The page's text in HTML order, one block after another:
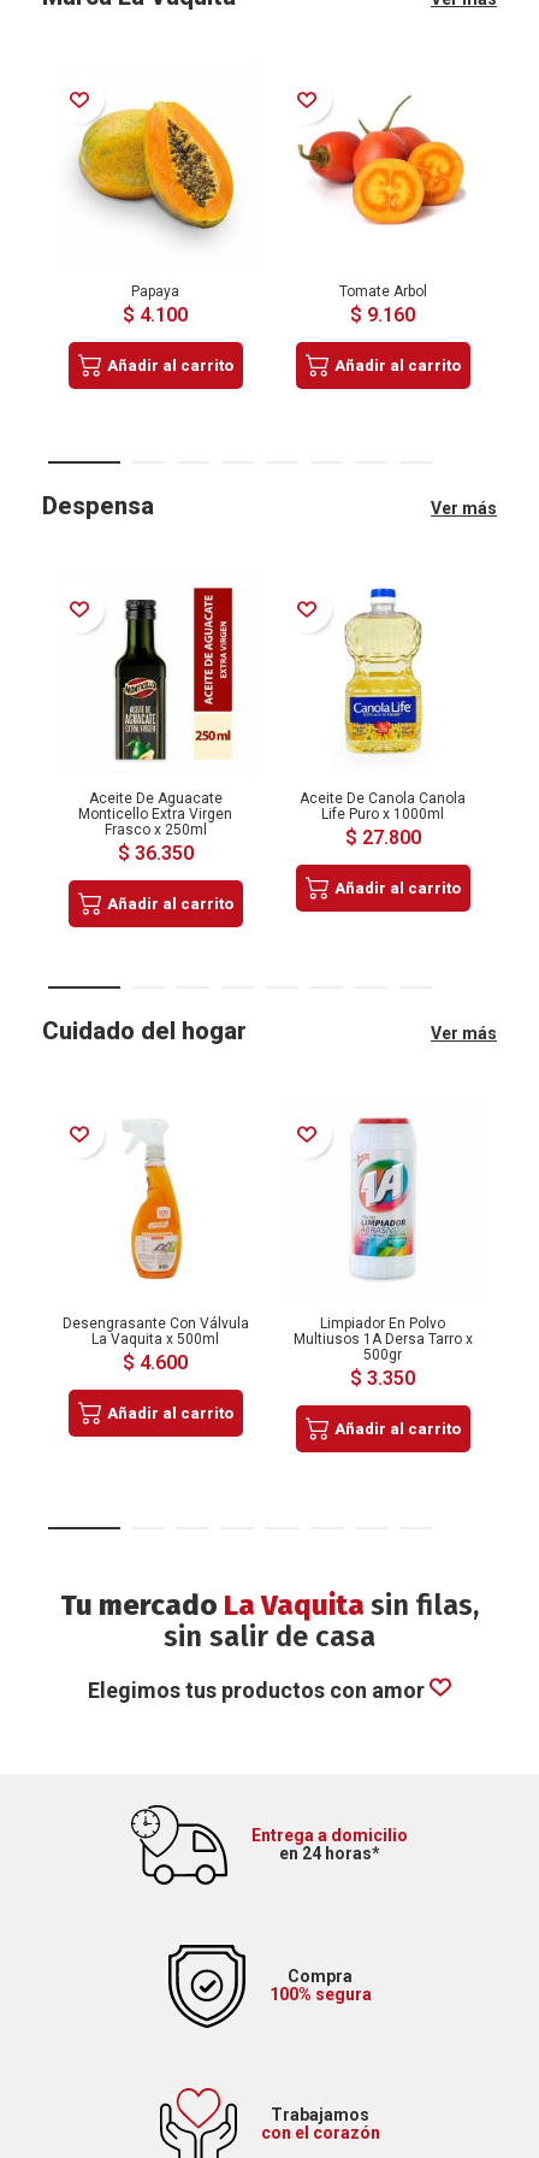
Papaya
$ 4.100
Añadir al carrito
Tomate Arbol
$ 9.160
Añadir al carrito
Despensa Ver más
Aceite De Aguacate
Monticello Extra Virgen
Frasco x 250ml
$ 36.350
Añadir al carrito
Aceite De Canola Canola
Life Puro x 1000ml
$ 27.800
Añadir al carrito
Cuidado del hogar Ver más
Desengrasante Con Válvula
La Vaquita x 500ml
$ 4.600
Añadir al carrito
Limpiador En Polvo
Multiusos 1A Dersa Tarro x
500gr
$ 3.350
Añadir al carrito
Tu mercado La Vaquita sin filas,
sin salir de casa
Elegimos tus productos con amor
Entrega a domicilio
en 24 horas*
Compra
100% segura
Trabajamos
con el corazón